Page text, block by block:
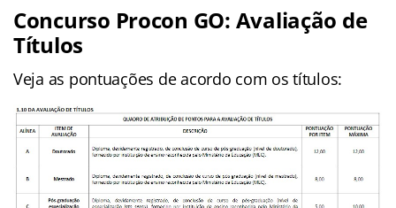
Concurso Procon GO: Avaliação de
Títulos
Veja as pontuações de acordo com os títulos: